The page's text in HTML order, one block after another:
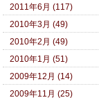
2011年6月 (117)
2010年3月 (49)
2010年2月 (49)
2010年1月 (51)
2009年12月 (14)
2009年11月 (25)